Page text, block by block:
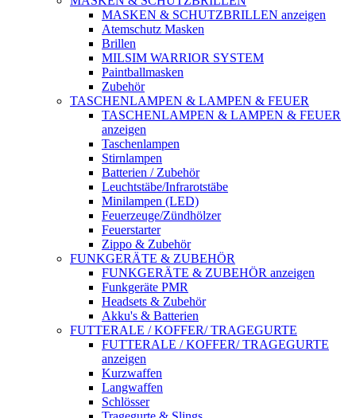
MASKEN & SCHUTZBRILLEN anzeigen
Atemschutz Masken
Brillen
MILSIM WARRIOR SYSTEM
Paintballmasken
Zubehör
TASCHENLAMPEN & LAMPEN & FEUER
TASCHENLAMPEN & LAMPEN & FEUER
anzeigen
Taschenlampen
Stirnlampen
Batterien / Zubehör
Leuchtstäbe/Infrarotstäbe
Minilampen (LED)
Feuerzeuge/Zündhölzer
Feuerstarter
Zippo & Zubehör
FUNKGERÄTE & ZUBEHÖR
FUNKGERÄTE & ZUBEHÖR anzeigen
Funkgeräte PMR
Headsets & Zubehör
Akku's & Batterien
FUTTERALE / KOFFER/ TRAGEGURTE
FUTTERALE / KOFFER/ TRAGEGURTE
anzeigen
Kurzwaffen
Langwaffen
Schlösser